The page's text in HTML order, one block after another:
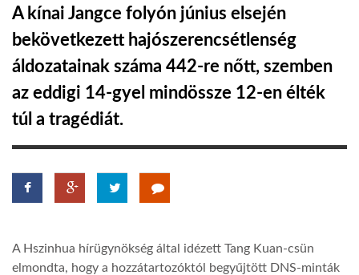
HÍR3D
TROPICALMAGAZIN
A kínai Jangce folyón június elsején
bekövetkezett hajószerencsétlenség
áldozatainak száma 442-re nőtt, szemben
az eddigi 14-gyel mindössze 12-en élték
túl a tragédiát.
A Hszinhua hírügynökség által idézett Tang Kuan-csün
elmondta, hogy a hozzátartozóktól begyűjtött DNS-minták